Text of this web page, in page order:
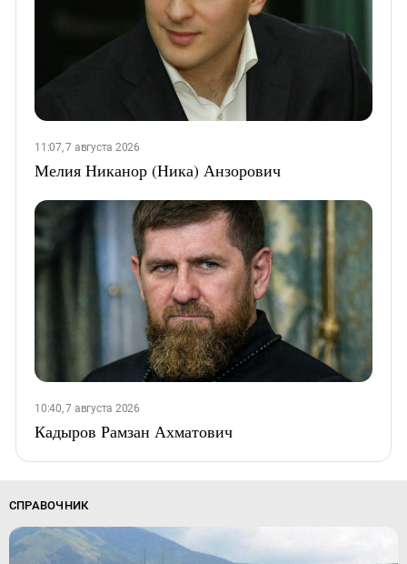
11:07, 7 августа 2026
Мелия Никанор (Ника) Анзорович
10:40, 7 августа 2026
Кадыров Рамзан Ахматович
СПРАВОЧНИК